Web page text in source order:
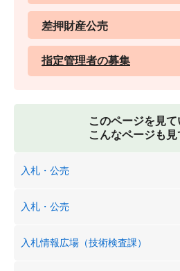
差押財産公売
指定管理者の募集
このページを見て
こんなページも
入札・公売
入札・公売
入札情報広場（技術検査課）